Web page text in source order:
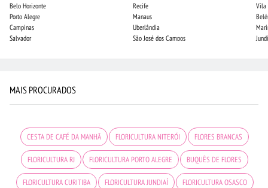
Belo Horizonte
Porto Alegre
Campinas
Salvador
Recife
Manaus
Uberlândia
São José dos Campos
Vila
MAIS PROCURADOS
CESTA DE CAFÉ DA MANHÃ FLORICULTURA NITERÓI FLORES BRANCAS
FLORICULTURA RJ FLORICULTURA PORTO ALEGRE BUQUÊS DE FLORES
FLORICULTURA CURITIBA FLORICULTURA JUNDIAÍ FLORICULTURA OSASCO